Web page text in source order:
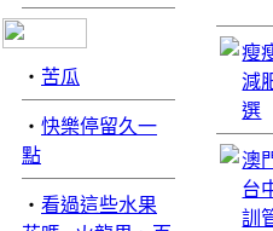
‧ 苦瓜
‧ 快樂停留久一
點
‧ 看過這些水果
瘦
減
選
澳
台
訓